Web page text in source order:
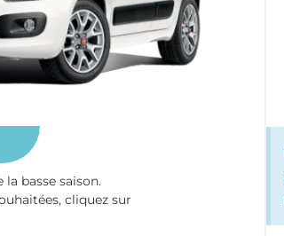
basse saison.
cliquez sur